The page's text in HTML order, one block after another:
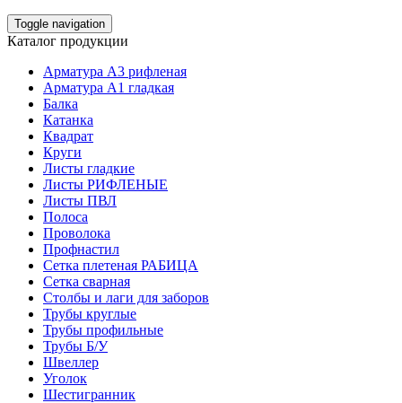
Toggle navigation
Каталог продукции
Арматура А3 рифленая
Арматура А1 гладкая
Балка
Катанка
Квадрат
Круги
Листы гладкие
Листы РИФЛЕНЫЕ
Листы ПВЛ
Полоса
Проволока
Профнастил
Сетка плетеная РАБИЦА
Сетка сварная
Столбы и лаги для заборов
Трубы круглые
Трубы профильные
Трубы Б/У
Швеллер
Уголок
Шестигранник